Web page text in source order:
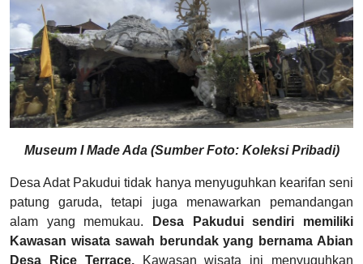
Museum I Made Ada (Sumber Foto: Koleksi Pribadi)
Desa Adat Pakudui tidak hanya menyuguhkan kearifan seni
patung garuda, tetapi juga menawarkan pemandangan
alam yang memukau.
Desa Pakudui sendiri memiliki
Kawasan wisata sawah berundak yang bernama Abian
Desa Rice Terrace.Kawasan wisata ini menyuguhkan